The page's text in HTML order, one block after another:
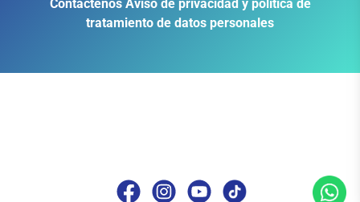
Contáctenos Aviso de privacidad y política de
tratamiento de datos personales